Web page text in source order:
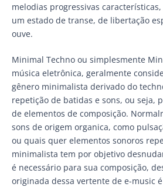
melodias progressivas
um estado de transe, de libertação
ouve.
Minimal Techno ou simplesmente
música eletrônica, geralmente
gênero minimalista derivado do
repetição de batidas e sons, ou seja,
de elementos de composição.
sons de origem organica, como
ou quais quer elementos sonoros
minimalista tem por objetivo
é necessário para sua composição,
originada dessa vertente de e-music